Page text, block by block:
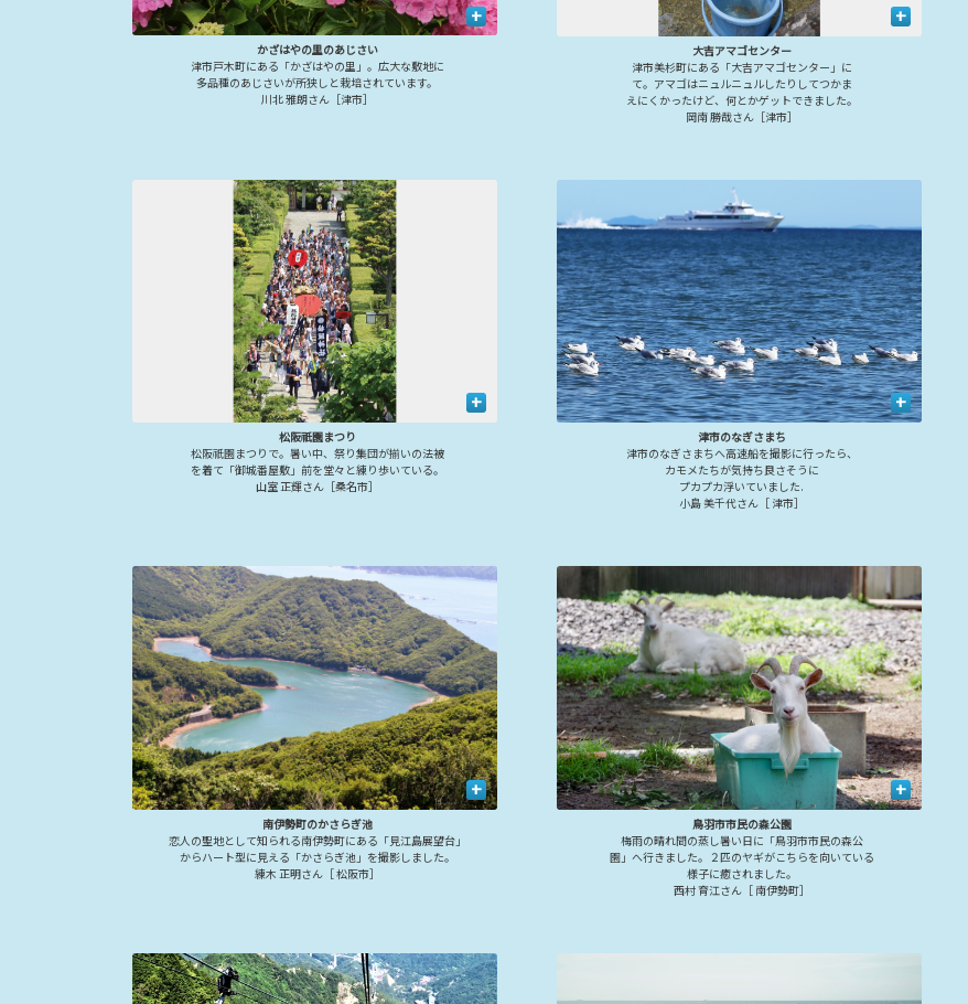
+
かざはやの里のあじさい
津市戸木町にある「かざはやの里」。広大な敷地に
多品種のあじさいが所狭しと栽培されています。
川北 雅朗さん［津市］
+
大吉アマゴセンター
津市美杉町にある「大吉アマゴセンター」に
て。アマゴはニュルニュルしたりしてつかま
えにくかったけど、何とかゲットできました。
岡南 勝哉さん［津市］
+
松阪祇園まつり
松阪祇園まつりで。暑い中、祭り集団が揃いの法被
を着て「御城番屋敷」前を堂々と練り歩いている。
山室 正輝さん［桑名市］
+
津市のなぎさまち
津市のなぎさまちへ高速船を撮影に行ったら、
カモメたちが気持ち良さそうに
プカプカ浮いていました.
小島 美千代さん［ 津市］
+
南伊勢町のかさらぎ池
恋人の聖地として知られる南伊勢町にある「見江島展望台」
からハート型に見える「かさらぎ池」を撮影しました。
練木 正明さん［ 松阪市］
+
鳥羽市市民の森公園
梅雨の晴れ間の蒸し暑い日に「鳥羽市市民の森公
園」へ行きました。２匹のヤギがこちらを向いている
様子に癒されました。
西村 育江さん［ 南伊勢町］